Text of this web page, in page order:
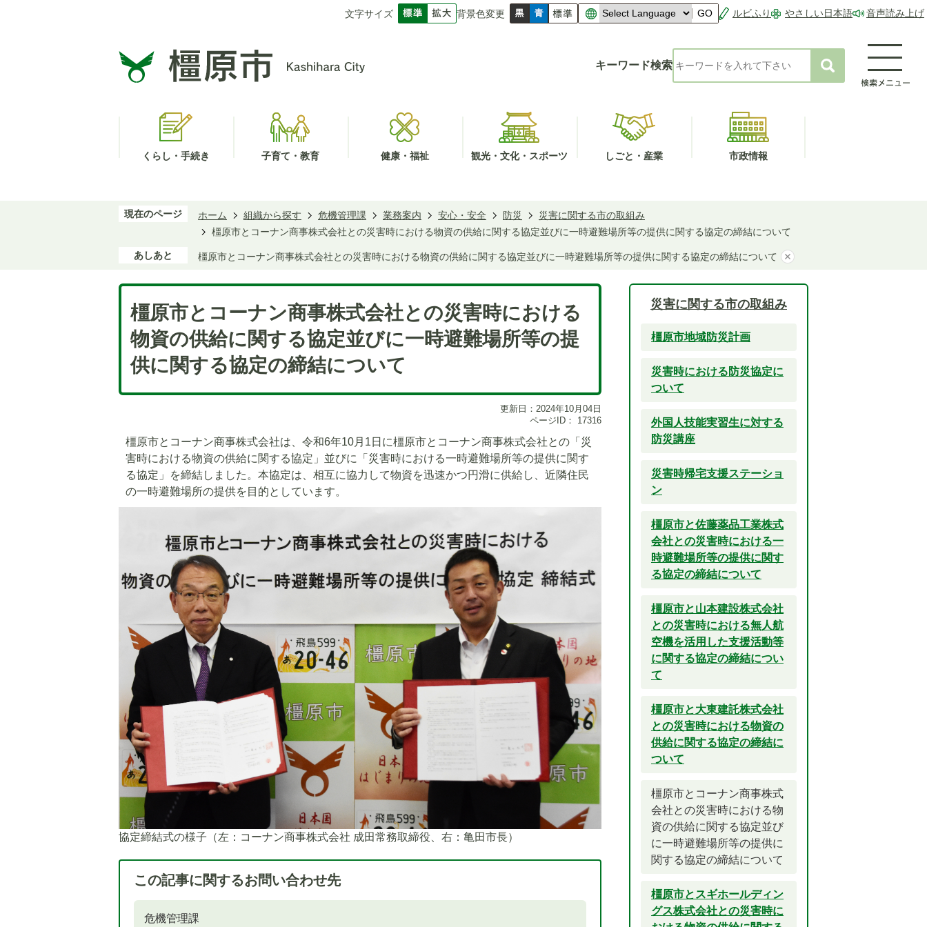
文字サイズ 背景色変更 GO ルビふり やさしい日本語 音声読み上げ
キーワード検索
くらし・手続き 子育て・教育 健康・福祉 観光・文化・スポーツ しごと・産業 市政情報
現在のページ ホーム 組織から探す 危機管理課 業務案内 安心・安全 防災
災害に関する市の取組み
橿原市とコーナン商事株式会社との災害時における物資の供給に関する協定並びに一時避難場所等の提供に関する協定の締結について
あしあと 橿原市とコーナン商事株式会社との災害時における物資の供給に関する協定並びに一時避難場所等の提供に関する協定の締結について
橿原市とコーナン商事株式会社との災害時における
物資の供給に関する協定並びに一時避難場所等の提
供に関する協定の締結について
更新日：2024年10月04日
ページID：
17316
橿原市とコーナン商事株式会社は、令和6年10月1日に橿原市とコーナン商事株式会社との「災
害時における物資の供給に関する協定」並びに「災害時における一時避難場所等の提供に関す
る協定」を締結しました。本協定は、相互に協力して物資を迅速かつ円滑に供給し、近隣住民
の一時避難場所の提供を目的としています。
協定締結式の様子（左：コーナン商事株式会社 成田常務取締役、右：亀田市長）
この記事に関するお問い合わせ先
危機管理課
災害に関する市の取組み
橿原市地域防災計画
災害時における防災協定に
ついて
外国人技能実習生に対する
防災講座
災害時帰宅支援ステーショ
ン
橿原市と佐藤薬品工業株式
会社との災害時における一
時避難場所等の提供に関す
る協定の締結について
橿原市と山本建設株式会社
との災害時における無人航
空機を活用した支援活動等
に関する協定の締結につい
て
橿原市と大東建託株式会社
との災害時における物資の
供給に関する協定の締結に
ついて
橿原市とコーナン商事株式
会社との災害時における物
資の供給に関する協定並び
に一時避難場所等の提供に
関する協定の締結について
橿原市とスギホールディン
グス株式会社との災害時に